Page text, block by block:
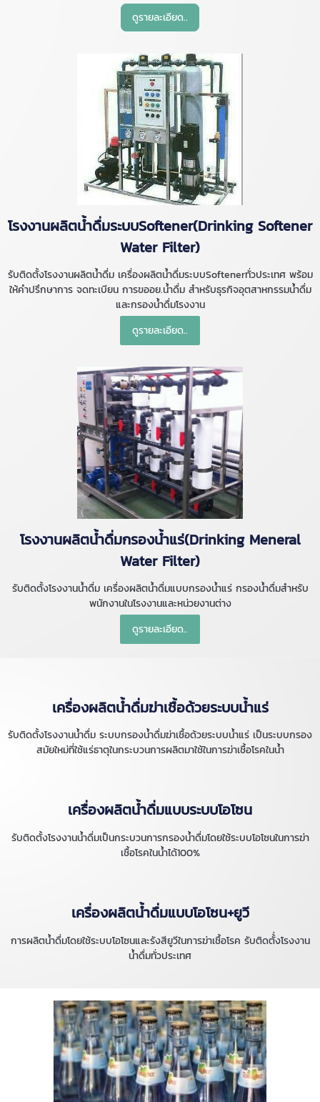
ดูรายละเอียด..
โรงงานผลิตน้ำดื่มระบบSoftener(Drinking Softener
Water Filter)
รับติดตั้งโรงงานผลิตน้ำดื่ม เครื่องผลิตน้ำดื่มระบบSoftenerทั่วประเทศ พร้อม
ให้คำปรึกษาการ จดทะเบียน การขออย.น้ำดื่ม สำหรับธุรกิจอุตสาหกรรมน้ำดื่ม
และกรองน้ำดื่มโรงงาน
ดูรายละเอียด..
โรงงานผลิตน้ำดื่มกรองน้ำแร่(Drinking Meneral
Water Filter)
รับติดตั้งโรงงานน้ำดื่ม เครื่องผลิตน้ำดื่มแบบกรองน้ำแร่ กรองน้ำดื่มสำหรับ
พนักงานในโรงงานและหน่วยงานต่าง
ดูรายละเอียด..
เครื่องผลิตน้ำดื่มฆ่าเชื้อด้วยระบบน้ำแร่
รับติดตั้งโรงงานน้ำดื่ม ระบบกรองน้ำดื่มฆ่าเชื้อด้วยระบบน้ำแร่ เป็นระบบกรอง
สมัยใหม่ที่ใช้แร่ธาตุในกระบวนการผลิตมาใช้ในการฆ่าเชื้อโรคในน้ำ
เครื่องผลิตน้ำดื่มแบบระบบโอโซน
รับติดตั้งโรงงานน้ำดื่มเป็นกระบวนการกรองน้ำดื่มโดยใช้ระบบโอโซนในการฆ่า
เชื้อโรคในน้ำได้100%
เครื่องผลิตน้ำดื่มแบบโอโซน+ยูวี
การผลิตน้ำดื่มโดยใช้ระบบโอโซนและรังสียูวีในการฆ่าเชื้อโรค รับติดตั้่งโรงงาน
น้ำดื่มทั่วประเทศ